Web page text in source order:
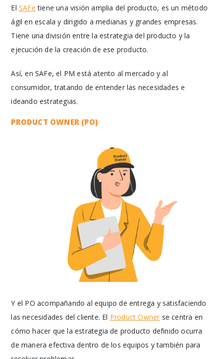
ElSAFe tiene una visión amplia del producto, es un método
ágil en escala y dirigido a medianas y grandes empresas.
Tiene una división entre la estrategia del producto y la
ejecución de la creación de ese producto.
Así, en SAFe, el PM está atento al mercado y al
consumidor, tratando de entender las necesidades e
ideando estrategias.
PRODUCT OWNER (PO)
Y el PO acompañando al equipo de entrega y satisfaciendo
las necesidades del cliente. El Product Owner se centra en
cómo hacer que la estrategia de producto definido ocurra
de manera efectiva dentro de los equipos y también para